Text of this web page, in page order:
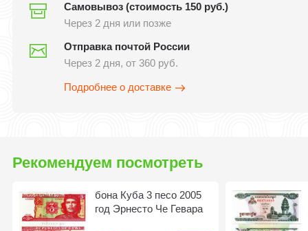
Самовывоз (стоимость 150 руб.)
Через 2 дня или позже
Отправка почтой России
Через 2 дня, от 360 руб.
Подробнее о доставке
Рекомендуем посмотреть
бона Куба 3 песо 2005
год Эрнесто Че Гевара